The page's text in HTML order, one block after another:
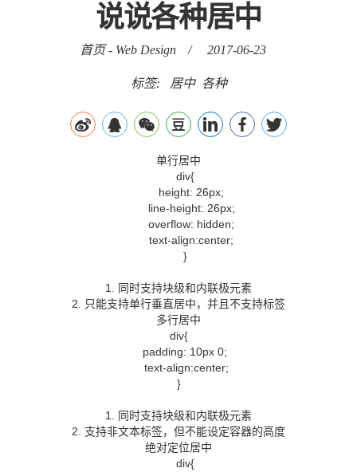
说说各种居中
首页- Web Design / 2017-06-23
标签: 居中 各种
单行居中
div{
height: 26px;
line-height: 26px;
overflow: hidden;
text-align:center;
}
1. 同时支持块级和内联极元素
2. 只能支持单行垂直居中，并且不支持标签
多行居中
div{
padding: 10px 0;
text-align:center;
}
1. 同时支持块级和内联极元素
2. 支持非文本标签，但不能设定容器的高度
绝对定位居中
div{